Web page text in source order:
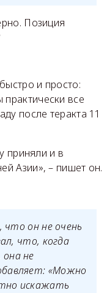
Позиция
и просто:
все
после теракта 11
приняли и в
Азии», – пишет он.
что он не очень
что, когда
не
«Можно
искажать